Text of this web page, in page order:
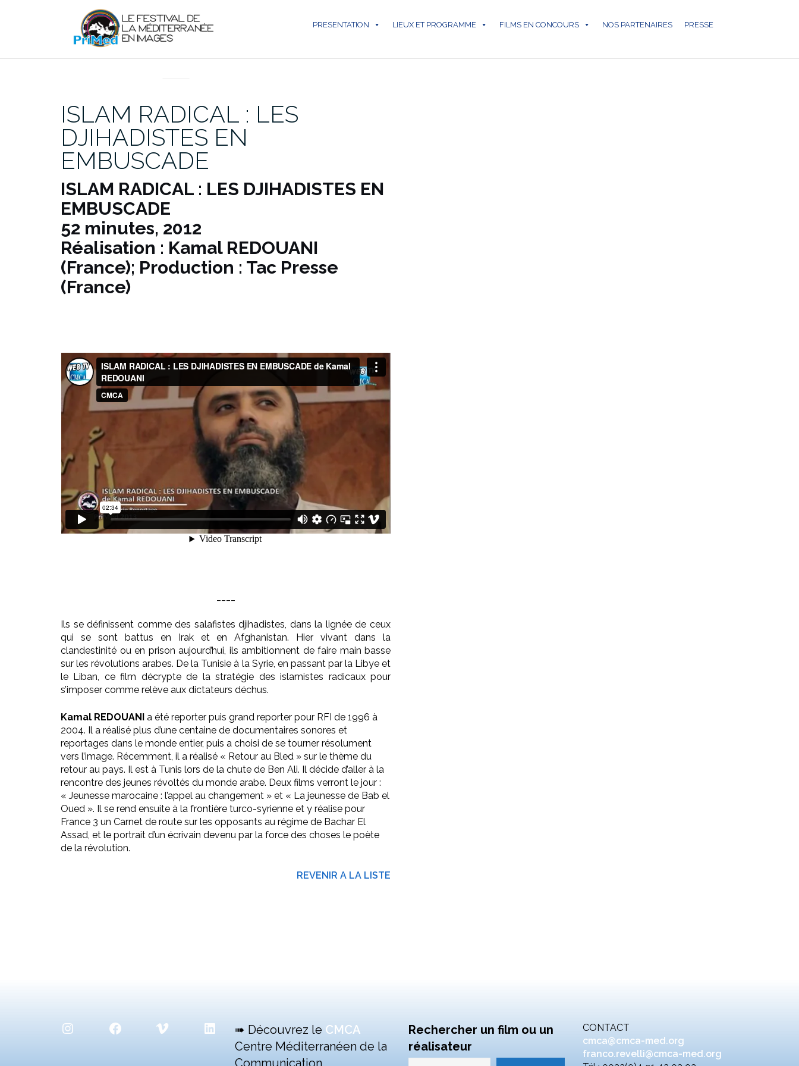
PRESENTATION LIEUX ET PROGRAMME FILMS EN CONCOURS NOS PARTENAIRES PRESSE
ISLAM RADICAL : LES
DJIHADISTES EN
EMBUSCADE
ISLAM RADICAL : LES DJIHADISTES EN
EMBUSCADE
52 minutes, 2012
Réalisation : Kamal REDOUANI
(France); Production : Tac Presse
(France)
Ils se définissent comme des salafistes djihadistes, dans la lignée de ceux
qui se sont battus en Irak et en Afghanistan. Hier vivant dans la
clandestinité ou en prison aujourd’hui, ils ambitionnent de faire main basse
sur les révolutions arabes. De la Tunisie à la Syrie, en passant par la Libye et
le Liban, ce film décrypte de la stratégie des islamistes radicaux pour
s’imposer comme relève aux dictateurs déchus.
Kamal REDOUANI a été reporter puis grand reporter pour RFI de 1996 à
2004. Il a réalisé plus d’une centaine de documentaires sonores et
reportages dans le monde entier, puis a choisi de se tourner résolument
vers l’image. Récemment, il a réalisé « Retour au Bled » sur le thème du
retour au pays. Il est à Tunis lors de la chute de Ben Ali. Il décide d’aller à la
rencontre des jeunes révoltés du monde arabe. Deux films verront le jour :
« Jeunesse marocaine : l’appel au changement » et « La jeunesse de Bab el
Oued ». Il se rend ensuite à la frontière turco-syrienne et y réalise pour
France 3 un Carnet de route sur les opposants au régime de Bachar El
Assad, et le portrait d’un écrivain devenu par la force des choses le poète
de la révolution.
REVENIR A LA LISTE
InstagramFacebookVimeo LinkedIn➠ Découvrez le CMCA
Centre Méditerranéen de la
Communication
Rechercher un film ou un
réalisateur
CONTACT
cmca@cmca-med.org
franco.revelli@cmca-med.org